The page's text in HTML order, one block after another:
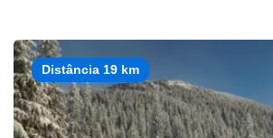
Distância 19 km